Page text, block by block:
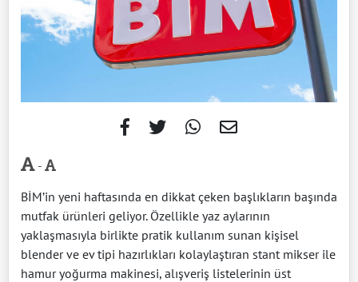
-
BİM’in yeni haftasında en dikkat çeken başlıkların başında
mutfak ürünleri geliyor. Özellikle yaz aylarının
yaklaşmasıyla birlikte pratik kullanım sunan kişisel
blender ve ev tipi hazırlıkları kolaylaştıran stant mikser ile
hamur yoğurma makinesi, alışveriş listelerinin üst